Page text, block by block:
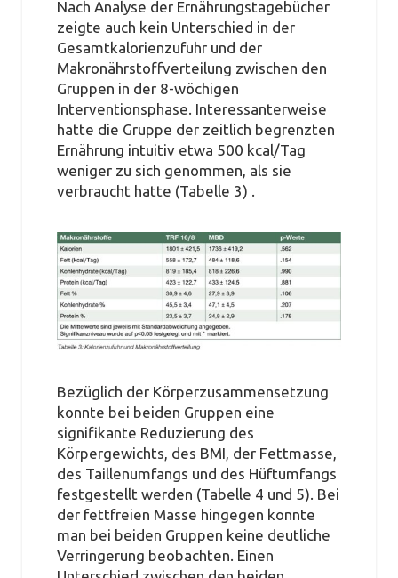
Nach Analyse der Ernährungstagebücher
zeigte auch kein Unterschied in der
Gesamtkalorienzufuhr und der
Makronährstoffverteilung zwischen den
Gruppen in der 8-wöchigen
Interventionsphase. Interessanterweise
hatte die Gruppe der zeitlich begrenzten
Ernährung intuitiv etwa 500 kcal/Tag
weniger zu sich genommen, als sie
verbraucht hatte (Tabelle 3) .
Bezüglich der Körperzusammensetzung
konnte bei beiden Gruppen eine
signifikante Reduzierung des
Körpergewichts, des BMI, der Fettmasse,
des Taillenumfangs und des Hüftumfangs
festgestellt werden (Tabelle 4 und 5). Bei
der fettfreien Masse hingegen konnte
man bei beiden Gruppen keine deutliche
Verringerung beobachten. Einen